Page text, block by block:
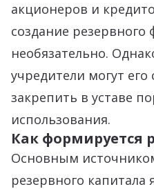
акционеров и
создание
необязательно.
учредители могут
закрепить в уставе
использования.
Как формируется
Основным
резервного капитала